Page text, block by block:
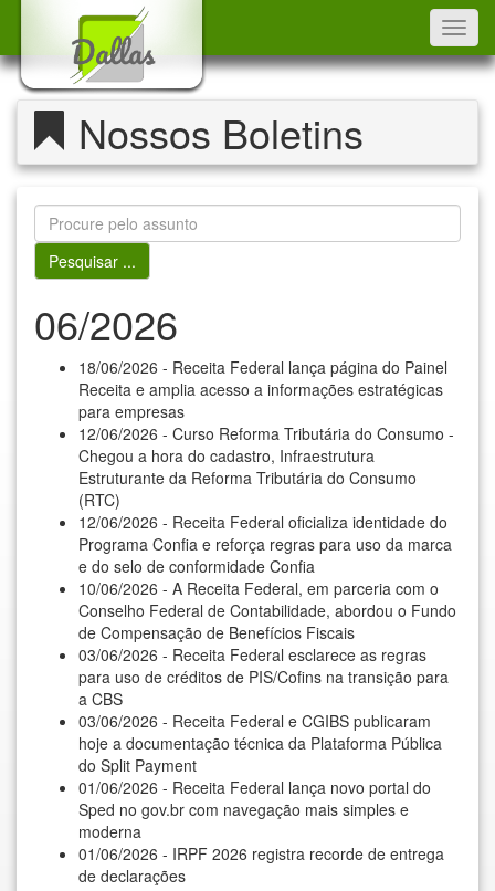
Nossos Boletins
06/2026
18/06/2026 - Receita Federal lança página do Painel
Receita e amplia acesso a informações estratégicas
para empresas
12/06/2026 - Curso Reforma Tributária do Consumo -
Chegou a hora do cadastro, Infraestrutura
Estruturante da Reforma Tributária do Consumo
(RTC)
12/06/2026 - Receita Federal oficializa identidade do
Programa Confia e reforça regras para uso da marca
e do selo de conformidade Confia
10/06/2026 - A Receita Federal, em parceria com o
Conselho Federal de Contabilidade, abordou o Fundo
de Compensação de Benefícios Fiscais
03/06/2026 - Receita Federal esclarece as regras
para uso de créditos de PIS/Cofins na transição para
a CBS
03/06/2026 - Receita Federal e CGIBS publicaram
hoje a documentação técnica da Plataforma Pública
do Split Payment
01/06/2026 - Receita Federal lança novo portal do
Sped no gov.br com navegação mais simples e
moderna
01/06/2026 - IRPF 2026 registra recorde de entrega
de declarações